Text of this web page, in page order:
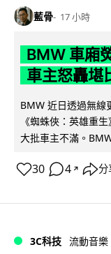
藍骨 17 小時
BMW 車廂
車主怒轟堪
BMW 近日透過無線
《蜘蛛俠：英雄重
大批車主不滿。
30 4 ↗ 分
3C科技 流動音樂